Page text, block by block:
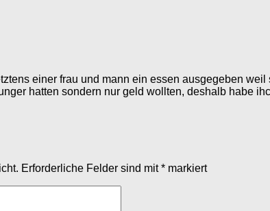
einer frau und mann ein essen ausgegeben
hatten sondern nur geld wollten, deshalb habe
Erforderliche Felder sind mit* markiert